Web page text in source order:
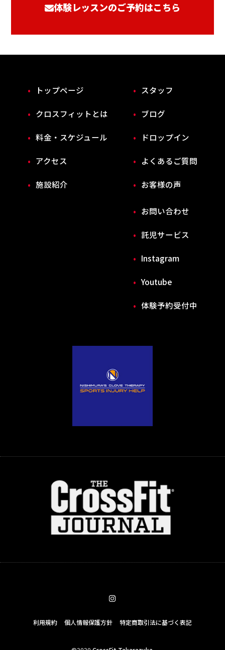
体験レッスンのご予約はこちら
トップページ
クロスフィットとは
料金・スケジュール
アクセス
施設紹介
スタッフ
ブログ
ドロップイン
よくあるご質問
お客様の声
お問い合わせ
託児サービス
Instagram
Youtube
体験予約受付中
利用規約 個人情報保護方針 特定商取引法に基づく表記